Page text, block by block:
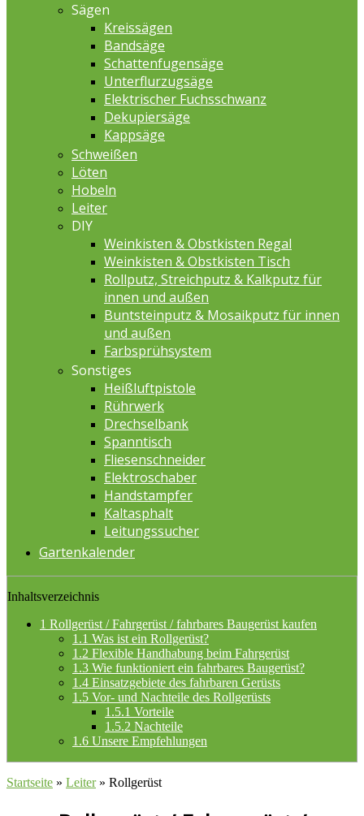
Sägen
Kreissägen
Bandsäge
Schattenfugensäge
Unterflurzugsäge
Elektrischer Fuchsschwanz
Dekupiersäge
Kappsäge
Schweißen
Löten
Hobeln
Leiter
DIY
Weinkisten & Obstkisten Regal
Weinkisten & Obstkisten Tisch
Rollputz, Streichputz & Kalkputz für
innen und außen
Buntsteinputz & Mosaikputz für innen
und außen
Farbsprühsystem
Sonstiges
Heißluftpistole
Rührwerk
Drechselbank
Spanntisch
Fliesenschneider
Elektroschaber
Handstampfer
Kaltasphalt
Leitungssucher
Gartenkalender
Inhaltsverzeichnis
1 Rollgerüst / Fahrgerüst / fahrbares Baugerüst kaufen
1.1 Was ist ein Rollgerüst?
1.2 Flexible Handhabung beim Fahrgerüst
1.3 Wie funktioniert ein fahrbares Baugerüst?
1.4 Einsatzgebiete des fahrbaren Gerüsts
1.5 Vor- und Nachteile des Rollgerüsts
1.5.1 Vorteile
1.5.2 Nachteile
1.6 Unsere Empfehlungen
Startseite » Leiter» Rollgerüst